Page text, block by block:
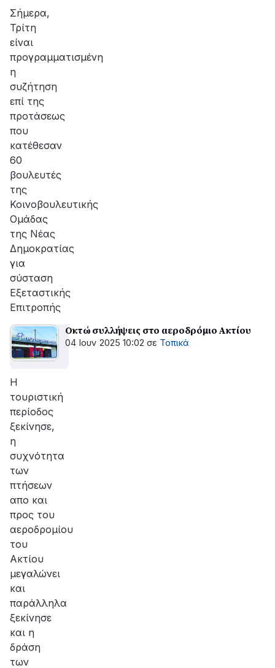
Σήμερα,
Τρίτη
είναι
προγραμματισμένη
η
συζήτηση
επί της
προτάσεως
που
κατέθεσαν
60
βουλευτές
της
Κοινοβουλευτικής
Ομάδας
της Νέας
Δημοκρατίας
για
σύσταση
Εξεταστικής
Επιτροπής
Οκτώ συλλήψεις στο αεροδρόμιο Ακτίου
04 Ιουν 2025 10:02 σε Τοπικά
Η
τουριστική
περίοδος
ξεκίνησε,
η
συχνότητα
των
πτήσεων
απο και
προς του
αεροδρομίου
του
Ακτίου
μεγαλώνει
και
παράλληλα
ξεκίνησε
και η
δράση
των